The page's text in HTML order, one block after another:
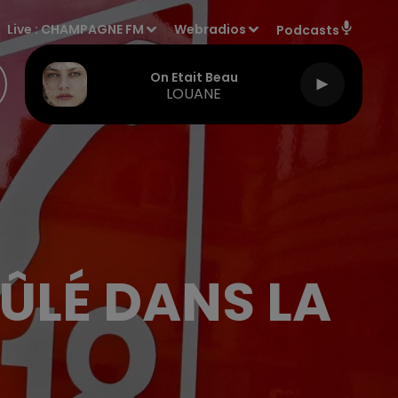
Live :CHAMPAGNE FM Webradios Podcasts
On Etait Beau
LOUANE
DANS LA